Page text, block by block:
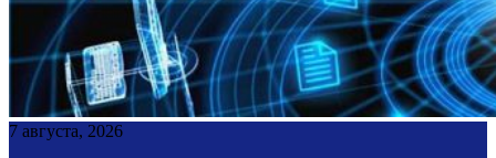
7 августа, 2026